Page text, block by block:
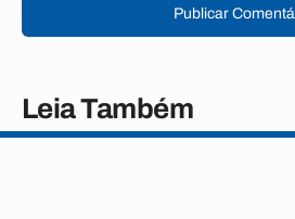
Publicar
Leia Também